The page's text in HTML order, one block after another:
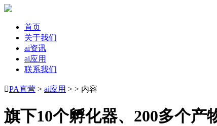
首页
关于我们
ai资讯
ai应用
联系我们
PA直营 > ai应用 > > 内容
旗下10个孵化器、200多个产